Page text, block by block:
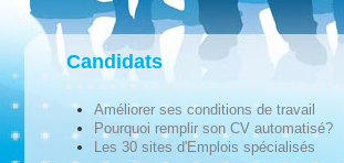
Candidats
Améliorer ses conditions de travail
Pourquoi remplir son CV automatisé?
Les 30 sites d'Emplois spécialisés